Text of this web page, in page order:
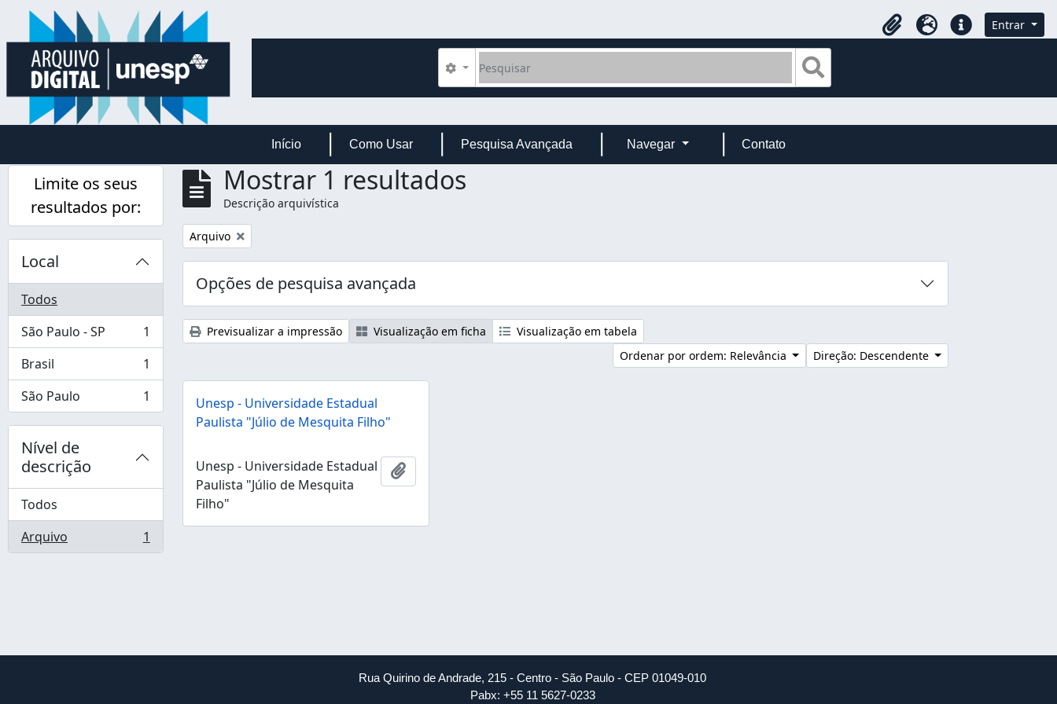
Skip to main content
Área de transferência
IdiomaLigações rápidas
Entrar
Pesquisar
Opções de busca
Início Como Usar Pesquisa Avançada Navegar Contato
Limite os seus
resultados por:
Local
Todos
São Paulo - SP
, 1 resultados
1
Brasil
, 1 resultados
1
São Paulo
, 1 resultados 1
Nível de
descrição
Todos
Arquivo
, 1 resultados 1
Mostrar 1 resultados
Descrição arquivística
Remover filtro:
Arquivo
Opções de pesquisa avançada
Previsualizar a impressão Visualização em ficha
Visualização em tabela
Ordenar por ordem: Relevância
Direção: Descendente
Unesp - Universidade Estadual
Paulista "Júlio de Mesquita Filho"
Unesp - Universidade Estadual
Paulista "Júlio de Mesquita
Filho"
Adicionar à área de transferência
Rua Quirino de Andrade, 215 - Centro - São Paulo - CEP 01049-010
Pabx: +55 11 5627-0233